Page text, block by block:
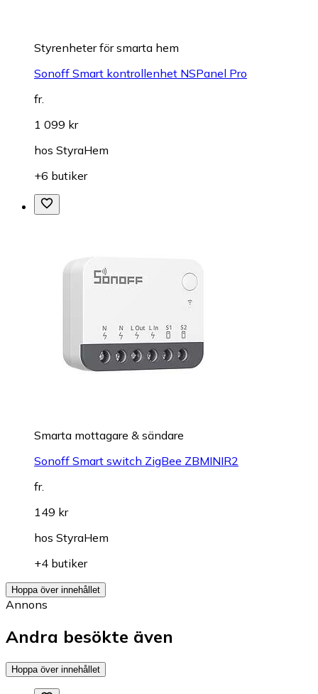
Styrenheter för smarta hem
Sonoff Smart kontrollenhet NSPanel Pro
fr.
1 099 kr
hos StyraHem
+6 butiker
Smarta mottagare & sändare
Sonoff Smart switch ZigBee ZBMINIR2
fr.
149 kr
hos StyraHem
+4 butiker
Hoppa över innehållet
Annons
Andra besökte även
Hoppa över innehållet